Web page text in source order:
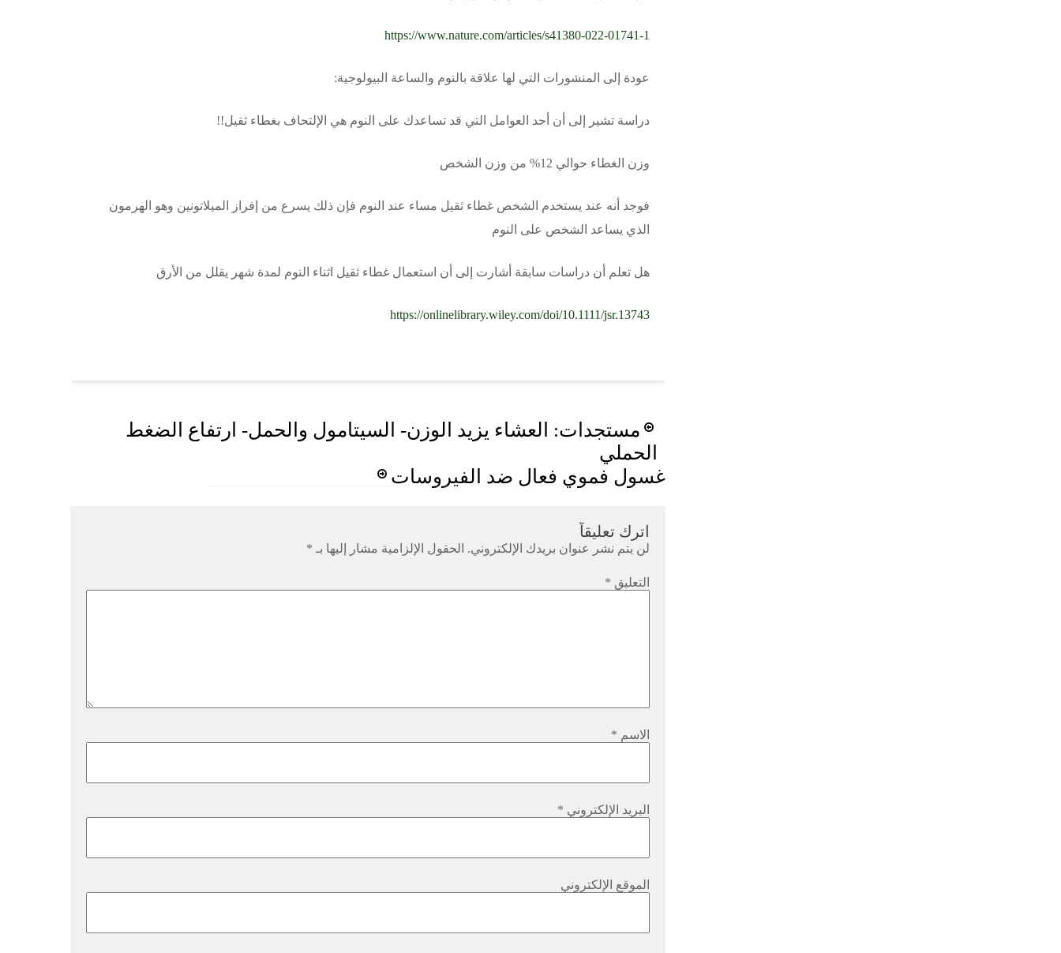
https://www.nature.com/articles/s41380-022-01741-1
عودة إلى المنشورات التي لها علاقة بالنوم والساعة البيولوجية:
دراسة تشير إلى أن أحد العوامل التي قد تساعدك على النوم هي الإلتحاف بغطاء ثقيل!!
وزن الغطاء حوالي 12% من وزن الشخص
فوجد أنه عند يستخدم الشخص غطاء ثقيل مساء عند النوم فإن ذلك يسرع من إفراز الميلاتونين وهو الهرمون
الذي يساعد الشخص على النوم
هل تعلم أن دراسات سابقة أشارت إلى أن استعمال غطاء ثقيل اثناء النوم لمدة شهر يقلل من الأرق
https://onlinelibrary.wiley.com/doi/10.1111/jsr.13743
Post
navigation
مستجدات: العشاء يزيد الوزن- السيتامول والحمل- ارتفاع الضغط
الحملي
غسول فموي فعال ضد الفيروسات
اترك تعليقاً
لن يتم نشر عنوان بريدك الإلكتروني. الحقول الإلزامية مشار إليها بـ *
التعليق *
الاسم *
البريد الإلكتروني *
الموقع الإلكتروني